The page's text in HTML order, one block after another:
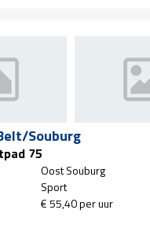
Souburg
75
Oost Souburg
Sport
€ 55,40 per uur